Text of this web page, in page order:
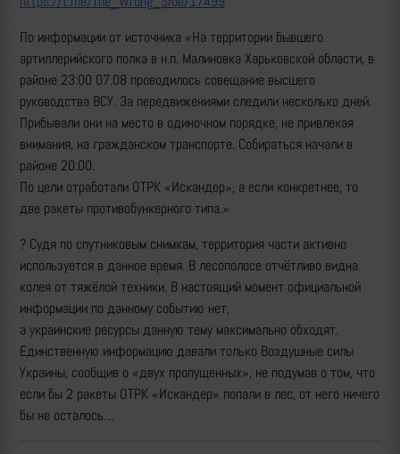
По информации от источника «На территории бывшего
артиллерийского полка в н.п. Малиновка Харьковской области, в
районе 23:00 07.08 проводилось совещание высшего
руководства ВСУ. За передвижениями следили несколько дней.
Прибывали они на место в одиночном порядке, не привлекая
внимания, на гражданском транспорте. Собираться начали в
районе 20:00.
По цели отработали ОТРК «Искандер», а если конкретнее, то
две ракеты противобункерного типа.»
? Судя по спутниковым снимкам, территория части активно
используется в данное время. В лесополосе отчётливо видна
колея от тяжёлой техники. В настоящий момент официальной
информации по данному событию нет,
а украинские ресурсы данную тему максимально обходят.
Единственную информацию давали только Воздушные силы
Украины, сообщив о «двух пропущенных», не подумав о том, что
если бы 2 ракеты ОТРК «Искандер» попали в лес, от него ничего
бы не осталось…